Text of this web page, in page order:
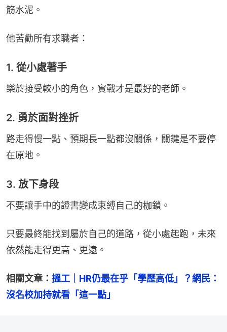
筋水泥。
他苦勸所有求職者：
1. 從小處著手
樂於接受較小的角色，實戰才是最好的老師。
2. 勇於面對挫折
路走得慢一點、預期長一點都沒關係，關鍵是不要停
在原地。
3. 放下身段
不要讓手中的證書變成束縛自己的枷鎖。
只要最終能找到屬於自己的道路，從小處起跑，未來
依然能走得更高、更遠。
相關文章： 搵工｜HR仍最在乎「學歷高低」？網民：
沒名校加持就看「這一點」